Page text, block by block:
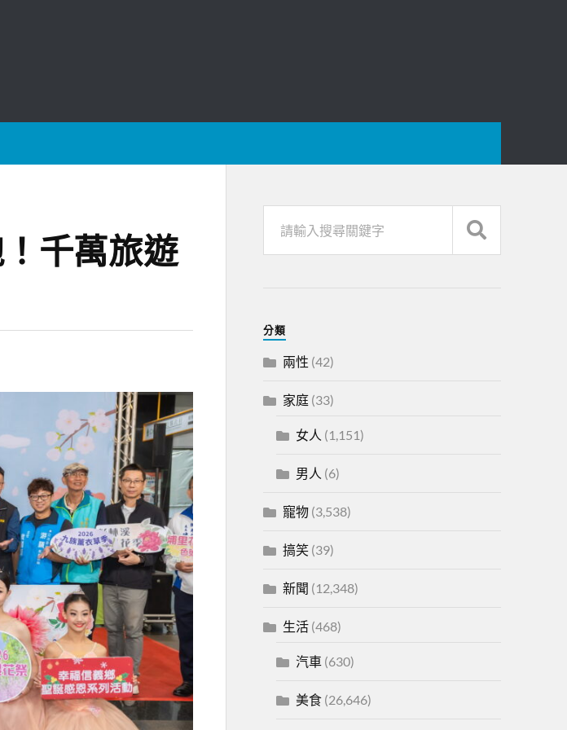
千萬旅遊
分類
兩性 (42)
家庭(33)
女人 (1,151)
男人 (6)
寵物(3,538)
搞笑(39)
新聞 (12,348)
生活(468)
汽車(630)
美食(26,646)